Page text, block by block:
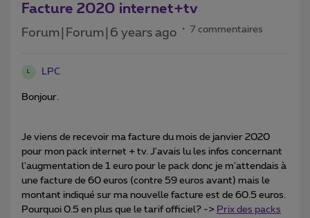
Facture 2020 internet+tv
Forum|Forum|6 years ago 7 commentaires
L LPC
Bonjour.
Je viens de recevoir ma facture du mois de janvier 2020
pour mon pack internet + tv. J'avais lu les infos concernant
l'augmentation de 1 euro pour le pack donc je m'attendais à
une facture de 60 euros (contre 59 euros avant) mais le
montant indiqué sur ma nouvelle facture est de 60.5 euros.
Pourquoi 0.5 en plus que le tarif officiel? -> Prix des packs